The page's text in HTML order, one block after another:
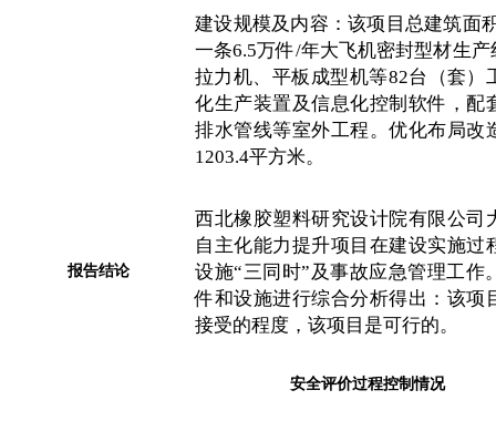
建设规模及内容：该项目总建筑面
一条6.5万件/年大飞机密封型材生
拉力机、平板成型机等82台（套）
化生产装置及信息化控制软件，配
排水管线等室外工程。优化布局改
1203.4平方米。
报告结论
西北橡胶塑料研究设计院有限公司
自主化能力提升项目在建设实施过
设施“三同时”及事故应急管理工作
件和设施进行综合分析得出：该项
接受的程度，该项目是可行的。
安全评价过程控制情况